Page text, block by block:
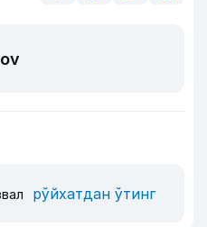
рўйхатдан ўтинг